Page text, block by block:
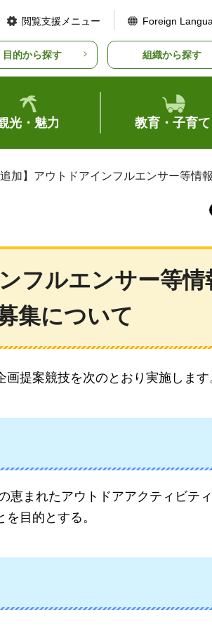
閲覧支援メニュー Foreign
目的から探す 組織から探す
光・魅力 教育・子育て
加】アウトドアインフルエンサー等情
フルエンサー等情
集について
提案競技を次のとおり実施します
恵まれたアウトドアアクティビテ
目的とする。